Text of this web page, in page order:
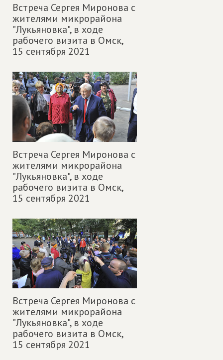
Встреча Сергея Миронова с
жителями микрорайона
"Лукьяновка", в ходе
рабочего визита в Омск,
15 сентября 2021
Встреча Сергея Миронова с
жителями микрорайона
"Лукьяновка", в ходе
рабочего визита в Омск,
15 сентября 2021
Встреча Сергея Миронова с
жителями микрорайона
"Лукьяновка", в ходе
рабочего визита в Омск,
15 сентября 2021